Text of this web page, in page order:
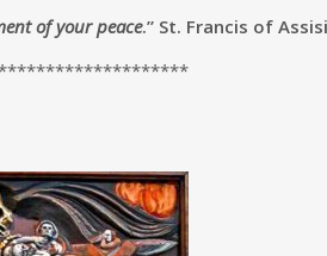
of your peace.” St. Francis of Assisi